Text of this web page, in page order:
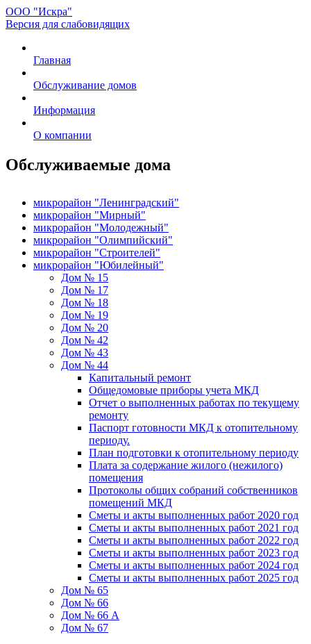
ООО "Искра"
Версия для слабовидящих
Главная
Обслуживание домов
Информация
О компании
Обслуживаемые дома
микрорайон "Ленинградский"
микрорайон "Мирный"
микрорайон "Молодежный"
микрорайон "Олимпийский"
микрорайон "Строителей"
микрорайон "Юбилейный"
Дом № 15
Дом № 17
Дом № 18
Дом № 19
Дом № 20
Дом № 42
Дом № 43
Дом № 44
Капитальный ремонт
Общедомовые приборы учета МКД
Отчет о выполненных работах по текущему
ремонту
Паспорт готовности МКД к отопительному
периоду.
План подготовки к отопительному периоду
Плата за содержание жилого (нежилого)
помещения
Протоколы общих собраний собственников
помещений МКД
Сметы и акты выполненных работ 2020 год
Сметы и акты выполненных работ 2021 год
Сметы и акты выполненных работ 2022 год
Сметы и акты выполненных работ 2023 год
Сметы и акты выполненных работ 2024 год
Сметы и акты выполненных работ 2025 год
Дом № 65
Дом № 66
Дом № 66 А
Дом № 67